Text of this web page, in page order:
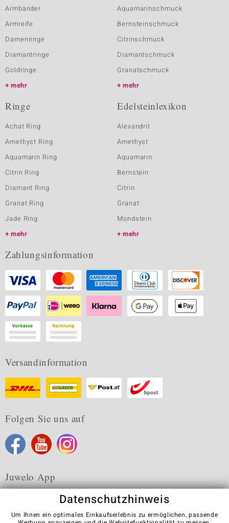
Armbänder
Armreife
Damenringe
Diamantringe
Goldringe
mehr
Aquamarinschmuck
Bernsteinschmuck
Citrinschmuck
Diamantschmuck
Granatschmuck
mehr
Ringe
Achat Ring
Amethyst Ring
Aquamarin Ring
Citrin Ring
Diamant Ring
Granat Ring
Jade Ring
mehr
Edelsteinlexikon
Alexandrit
Amethyst
Aquamarin
Bernstein
Citrin
Granat
Mondstein
mehr
Zahlungsinformation
Versandinformation
Folgen Sie uns auf
Juwelo App
Datenschutzhinweis
Um Ihnen ein optimales Einkaufserlebnis zu ermöglichen, passende